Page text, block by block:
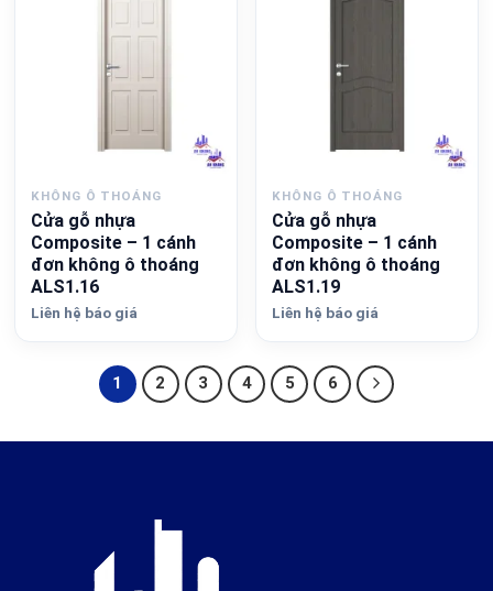
KHÔNG Ô THOÁNG
Cửa gỗ nhựa
Composite – 1 cánh
đơn không ô thoáng
ALS1.16
Liên hệ báo giá
KHÔNG Ô THOÁNG
Cửa gỗ nhựa
Composite – 1 cánh
đơn không ô thoáng
ALS1.19
Liên hệ báo giá
1 2 3 4 5 6